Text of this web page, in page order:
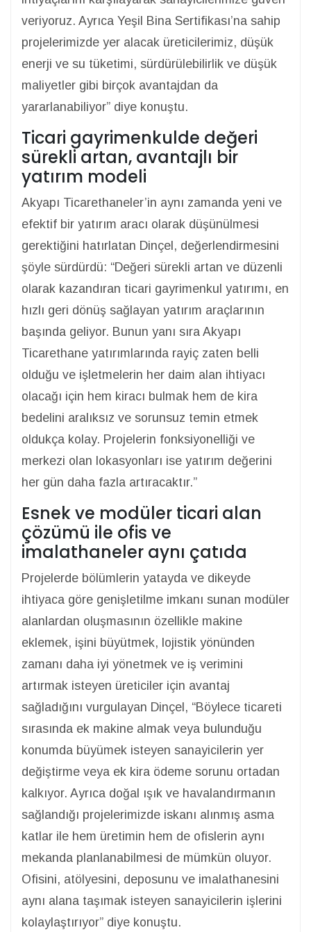
veriyoruz. Ayrıca Yeşil Bina Sertifikası’na sahip
projelerimizde yer alacak üreticilerimiz, düşük
enerji ve su tüketimi, sürdürülebilirlik ve düşük
maliyetler gibi birçok avantajdan da
yararlanabiliyor” diye konuştu.
Ticari gayrimenkulde değeri
sürekli artan, avantajlı bir
yatırım modeli
Akyapı Ticarethaneler’in aynı zamanda yeni ve
efektif bir yatırım aracı olarak düşünülmesi
gerektiğini hatırlatan Dinçel, değerlendirmesini
şöyle sürdürdü: “Değeri sürekli artan ve düzenli
olarak kazandıran ticari gayrimenkul yatırımı, en
hızlı geri dönüş sağlayan yatırım araçlarının
başında geliyor. Bunun yanı sıra Akyapı
Ticarethane yatırımlarında rayiç zaten belli
olduğu ve işletmelerin her daim alan ihtiyacı
olacağı için hem kiracı bulmak hem de kira
bedelini aralıksız ve sorunsuz temin etmek
oldukça kolay. Projelerin fonksiyonelliği ve
merkezi olan lokasyonları ise yatırım değerini
her gün daha fazla artıracaktır.”
Esnek ve modüler ticari alan
çözümü ile ofis ve
imalathaneler aynı çatıda
Projelerde bölümlerin yatayda ve dikeyde
ihtiyaca göre genişletilme imkanı sunan modüler
alanlardan oluşmasının özellikle makine
eklemek, işini büyütmek, lojistik yönünden
zamanı daha iyi yönetmek ve iş verimini
artırmak isteyen üreticiler için avantaj
sağladığını vurgulayan Dinçel, “Böylece ticareti
sırasında ek makine almak veya bulunduğu
konumda büyümek isteyen sanayicilerin yer
değiştirme veya ek kira ödeme sorunu ortadan
kalkıyor. Ayrıca doğal ışık ve havalandırmanın
sağlandığı projelerimizde iskanı alınmış asma
katlar ile hem üretimin hem de ofislerin aynı
mekanda planlanabilmesi de mümkün oluyor.
Ofisini, atölyesini, deposunu ve imalathanesini
aynı alana taşımak isteyen sanayicilerin işlerini
kolaylaştırıyor” diye konuştu.